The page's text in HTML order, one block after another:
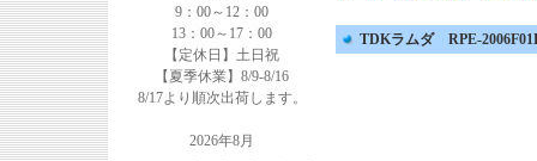
9：00～12：00
13：00～17：00
【定休日】土日祝
【夏季休業】8/9-8/16
8/17より順次出荷します。
2026年8月
TDKラムダ RPE-